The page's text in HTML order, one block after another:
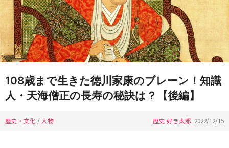
108歳まで生きた徳川家康のブレーン！知識
人・天海僧正の長寿の秘訣は？【後編】
歴史・文化 / 人物 歴史 好き太郎 2022/12/15